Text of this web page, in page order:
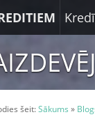
šeit:Sākums »